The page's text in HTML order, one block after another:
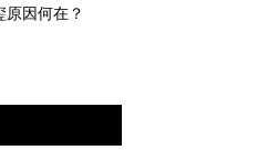
原因何在？